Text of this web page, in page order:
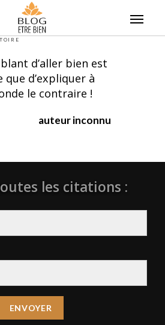
d’aller bien est
que d’expliquer à
le contraire !
auteur inconnu
les citations :